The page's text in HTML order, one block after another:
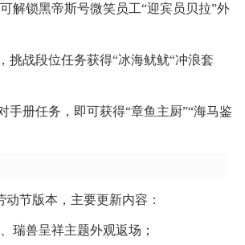
解锁黑帝斯号微笑员工“迎宾员贝拉”外
挑战段位任务获得“冰海鱿鱿“冲浪套
手册任务，即可获得“章鱼主厨”“海马鉴
动节版本，主要更新内容：
瑞兽呈祥主题外观返场；